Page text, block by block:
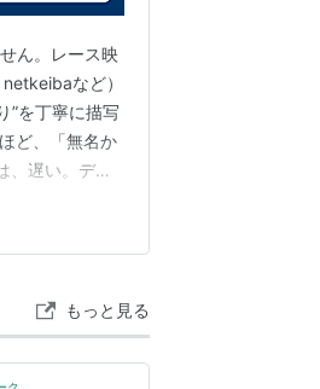
ん。レース映
など）
”を丁寧に描写
ど、「無名か
、遅い。デビ
ンを終えよ
もっと見る